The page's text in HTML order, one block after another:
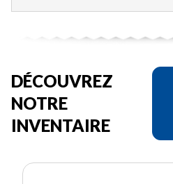
DÉCOUVREZ
NOTRE
INVENTAIRE